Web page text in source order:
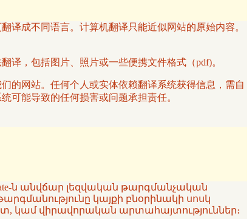
译成不同语言。计算机翻译只能近似网站的原始内容。
译，包括图片、照片或一些便携文件格式（pdf)。
的网站。任何个人或实体依赖翻译系统获得信息，需自
可能导致的任何损害或问题承担责任。
ն անվճար լեզվական թարգմանչական
կայքի բնօրինակի սոսկ
կամ վիրավորական արտահայտություններ։